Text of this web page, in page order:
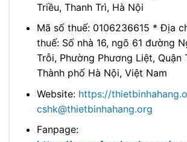
Triều, Thanh Trì, Hà Nội
Mã số thuế: 0106236615 * Địa
thuế: Số nhà 16, ngõ 61 đường
Trỗi, Phường Phương Liệt, Quận
Thành phố Hà Nội, Việt Nam
Website: https://
cshk@thietbinhahang.org
Fanpage: